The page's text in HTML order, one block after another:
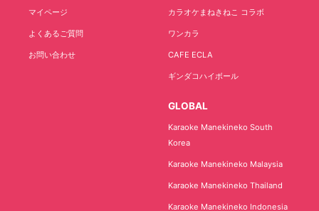
マイページ
よくあるご質問
お問い合わせ
カラオケまねきねこ コラボ
ワンカラ
CAFE ECLA
ギンダコハイボール
GLOBAL
Karaoke Manekineko South
Korea
Karaoke Manekineko Malaysia
Karaoke Manekineko Thailand
Karaoke Manekineko Indonesia